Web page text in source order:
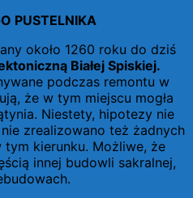
PUSTELNIKA
około 1260 roku do dziś
Białej Spiskiej.
podczas remontu w
że w tym miejscu mogła
Niestety, hipotezy nie
zrealizowano też żadnych
kierunku. Możliwe, że
innej budowli sakralnej,